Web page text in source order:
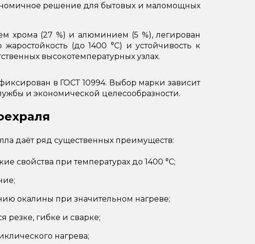
решение для бытовых и маломощных
хрома (27 %) и алюминием (5 %), легирован
(до 1400 °C) и устойчивость к
высокотемпературных узлах.
в ГОСТ 10994. Выбор марки зависит
и экономической целесообразности.
даёт ряд существенных преимуществ:
свойства при температурах до 1400 °C;
окалины при значительном нагреве;
резке, гибке и сварке;
нагрева;